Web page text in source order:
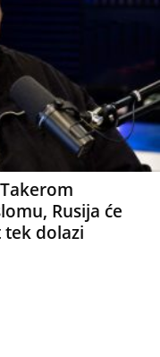
Rusija će
tek dolazi